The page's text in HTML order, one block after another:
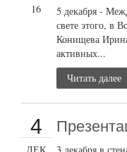
16
5 декабря -
свете этого, в
Конищева
активных...
Читать далее
4